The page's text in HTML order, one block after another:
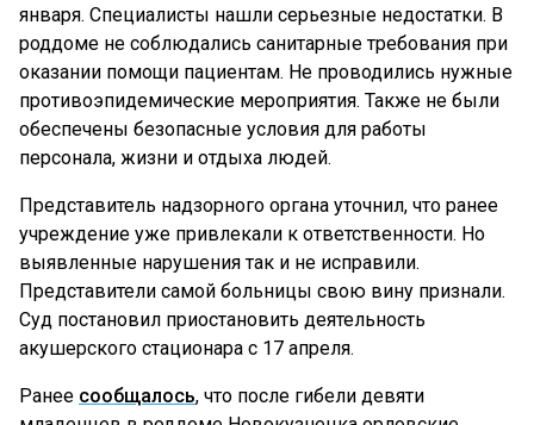
января. Специалисты нашли серьезные недостатки. В
роддоме не соблюдались санитарные требования при
оказании помощи пациентам. Не проводились нужные
противоэпидемические мероприятия. Также не были
обеспечены безопасные условия для работы
персонала, жизни и отдыха людей.
Представитель надзорного органа уточнил, что ранее
учреждение уже привлекали к ответственности. Но
выявленные нарушения так и не исправили.
Представители самой больницы свою вину признали.
Суд постановил приостановить деятельность
акушерского стационара с 17 апреля.
Ранее сообщалось, что после гибели девяти